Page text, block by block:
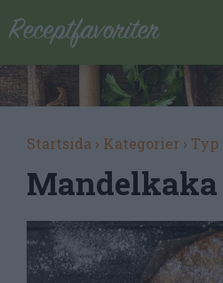
Startsida › Kategorier › Typ